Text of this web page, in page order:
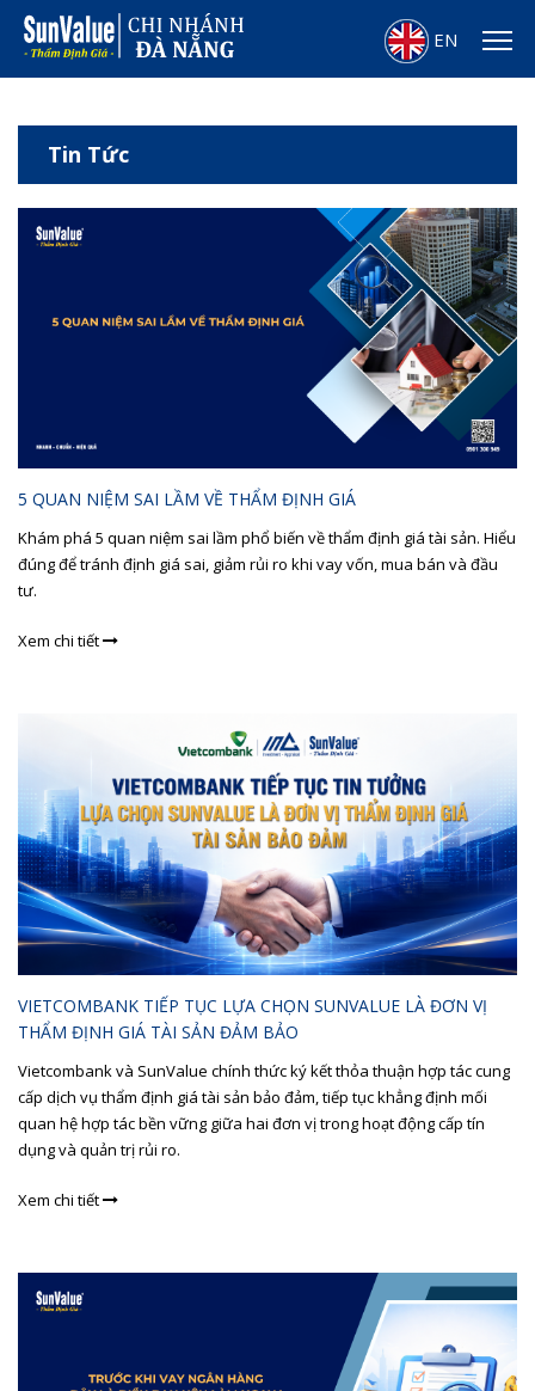
EN
Tin Tức
5 QUAN NIỆM SAI LẦM VỀ THẨM ĐỊNH GIÁ
Khám phá 5 quan niệm sai lầm phổ biến về thẩm định giá tài sản. Hiểu
đúng để tránh định giá sai, giảm rủi ro khi vay vốn, mua bán và đầu
tư.
Xem chi tiết
VIETCOMBANK TIẾP TỤC LỰA CHỌN SUNVALUE LÀ ĐƠN VỊ
THẨM ĐỊNH GIÁ TÀI SẢN ĐẢM BẢO
Vietcombank và SunValue chính thức ký kết thỏa thuận hợp tác cung
cấp dịch vụ thẩm định giá tài sản bảo đảm, tiếp tục khẳng định mối
quan hệ hợp tác bền vững giữa hai đơn vị trong hoạt động cấp tín
dụng và quản trị rủi ro.
Xem chi tiết